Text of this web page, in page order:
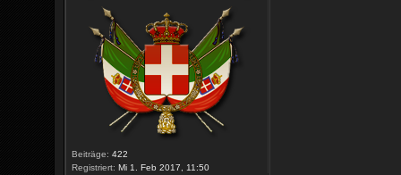
Beiträge: 422
Registriert: Mi 1. Feb 2017, 11:50